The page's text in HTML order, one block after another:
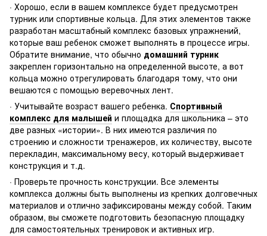
· Хорошо, если в вашем комплексе будет предусмотрен
турник или спортивные кольца. Для этих элементов также
разработан масштабный комплекс базовых упражнений,
которые ваш ребенок сможет выполнять в процессе игры.
Обратите внимание, что обычно домашний турник
закреплен горизонтально на определенной высоте, а вот
кольца можно отрегулировать благодаря тому, что они
вешаются с помощью веревочных лент.
· Учитывайте возраст вашего ребенка. Спортивный
комплекс для малышей и площадка для школьника – это
две разных «истории». В них имеются различия по
строению и сложности тренажеров, их количеству, высоте
перекладин, максимальному весу, который выдерживает
конструкция и т.д.
· Проверьте прочность конструкции. Все элементы
комплекса должны быть выполнены из крепких долговечных
материалов и отлично зафиксированы между собой. Таким
образом, вы сможете подготовить безопасную площадку
для самостоятельных тренировок и активных игр.